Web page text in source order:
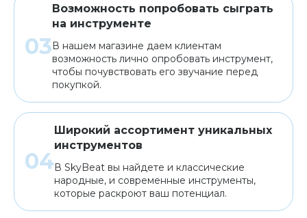
Возможность попробовать сыграть
на инструменте
В нашем магазине даем клиентам
возможность лично опробовать инструмент,
чтобы почувствовать его звучание перед
покупкой.
Широкий ассортимент уникальных
инструментов
В SkyBeat вы найдете и классические
народные, и современные инструменты,
которые раскроют ваш потенциал.